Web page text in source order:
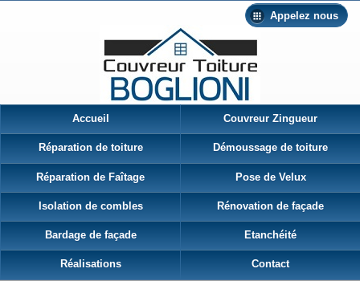
Appelez nous
Accueil Couvreur Zingueur
Réparation de toiture Démoussage de toiture
Réparation de Faîtage Pose de Velux
Isolation de combles Rénovation de façade
Bardage de façade Etanchéité
Réalisations Contact